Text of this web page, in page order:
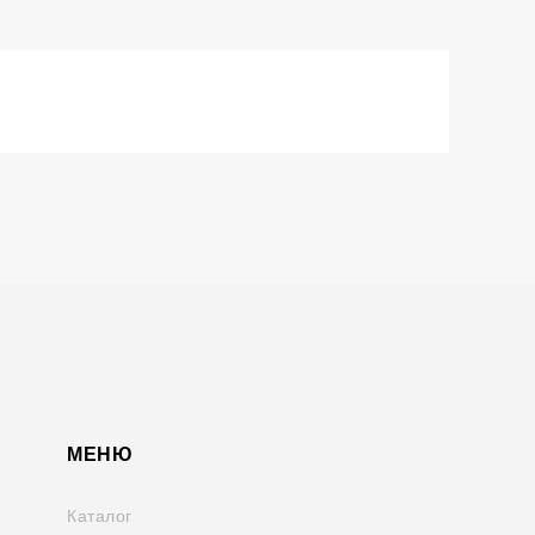
МЕНЮ
Каталог